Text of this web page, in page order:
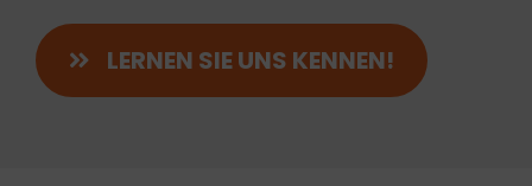
LERNEN SIE UNS KENNEN!